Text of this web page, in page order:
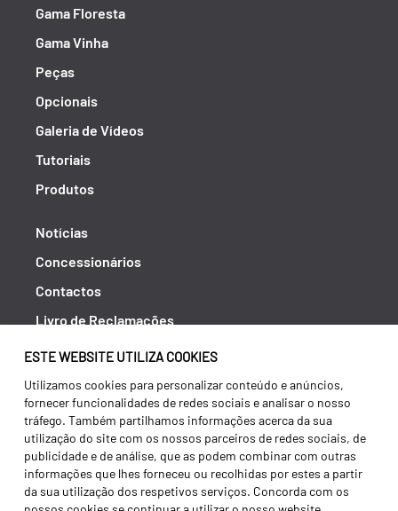
ESTE WEBSITE UTILIZA COOKIES
Utilizamos cookies para personalizar conteúdo e anúncios,
fornecer funcionalidades de redes sociais e analisar o nosso
tráfego. Também partilhamos informações acerca da sua
utilização do site com os nossos parceiros de redes sociais, de
publicidade e de análise, que as podem combinar com outras
informações que lhes forneceu ou recolhidas por estes a partir
da sua utilização dos respetivos serviços. Concorda com os
Gama Floresta
Gama Vinha
Peças
Opcionais
Galeria de Vídeos
Tutoriais
Produtos
Notícias
Concessionários
Contactos
Livro de Reclamações
Política de Privacidade
Canal de Denúncias (RGPC)
Termos e condições